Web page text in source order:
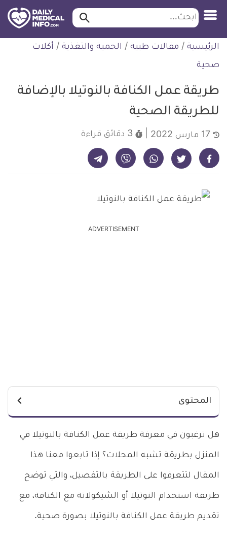
التخطي
للمحتوى
طبية
ابحث ابحث…
الرئيسية / مقالات طبية / الحمية والتغذية / أكلات
صحية
طريقة عمل الكنافة بالنوتيلا بالإضافة
للطريقة الصحية
3 دقائق قراءة
شارك على فيسبوك - ديلي ميديكال انفو شارك على تويتر - ديلي ميديكال انفو شارك على واتساب - ديلي ميديكال انفو شارك على فايبر - ديلي ميديكال انفو شارك على تيليجرام - ديلي ميديكال انفو
ADVERTISEMENT
المحتوى
هل ترغبون في معرفة طريقة عمل الكنافة بالنوتيلا في
المنزل بطريقة تشبه المحلات؟ إذا تابعوا معنا هذا
المقال لتتعرفوا على الطريقة بالتفصيل، والتي توضح
طريقة استخدام النوتيلا أو الشيكولاتة مع الكنافة، مع
تقديم طريقة عمل الكنافة بالنوتيلا بصورة صحية.